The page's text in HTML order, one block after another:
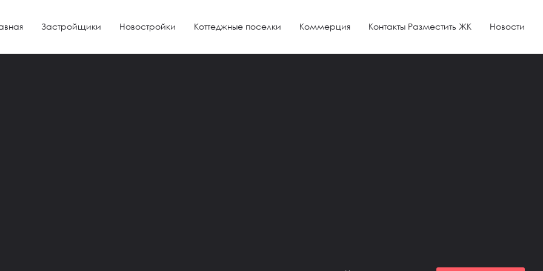
Застройщики Новостройки Коттеджные поселки Коммерция Контакты Разместить ЖК Новости